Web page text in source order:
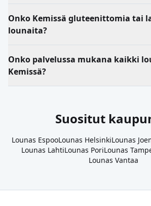
Onko Kemissä gluteenittomia tai
lounaita?
Onko palvelussa mukana kaikki
Kemissä?
Suositut
Lounas EspooLounas HelsinkiLounas
Lounas LahtiLounas PoriLounas
Lounas Vantaa